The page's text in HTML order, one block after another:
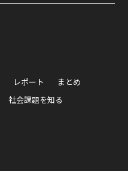
レポート
まとめ
社会課題を知る